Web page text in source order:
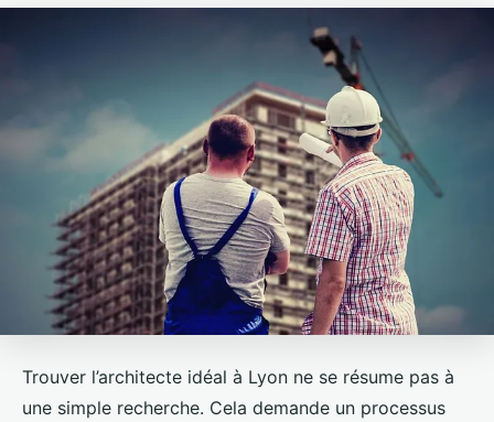
Trouver l’architecte idéal à Lyon ne se résume pas à
une simple recherche. Cela demande un processus